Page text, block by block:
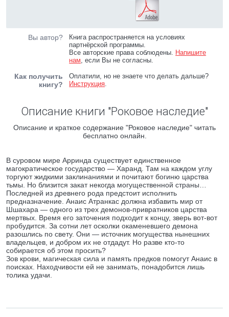
Вы автор?
Книга распространяется на условиях
партнёрской программы.
Все авторские права соблюдены. Напишите
нам, если Вы не согласны.
Как получить
книгу?
Оплатили, но не знаете что делать дальше?
Инструкция.
Описание книги "Роковое наследие"
Описание и краткое содержание "Роковое наследие" читать
бесплатно онлайн.
В суровом мире Арринда существует единственное
магократическое государство — Харанд. Там на каждом углу
торгуют жидкими заклинаниями и почитают богиню царства
тьмы. Но близится закат некогда могущественной страны…
Последней из древнего рода предстоит исполнить
предназначение. Анаис Атранкас должна избавить мир от
Шшахара — одного из трех демонов-привратников царства
мертвых. Время его заточения подходит к концу, зверь вот-вот
пробудится. За сотни лет осколки окаменевшего демона
разошлись по свету. Они — источник могущества нынешних
владельцев, и добром их не отдадут. Но разве кто-то
собирается об этом просить?
Зов крови, магическая сила и память предков помогут Анаис в
поисках. Находчивости ей не занимать, понадобится лишь
толика удачи.